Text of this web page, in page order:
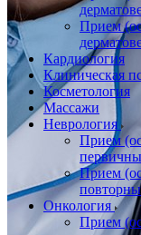
Прием
Кардиология
Клиническая
Косметология
Массажи
Неврология
Прием
Прием
Онкология
Прием